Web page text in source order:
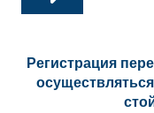
Регистрация